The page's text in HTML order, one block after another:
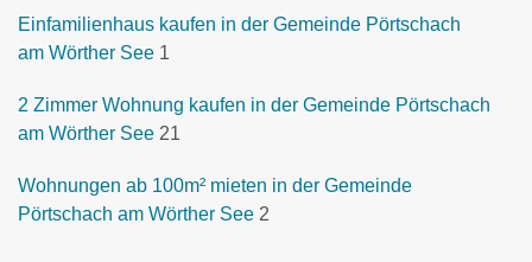
Einfamilienhaus kaufen in der Gemeinde Pörtschach
am Wörther See 1
2 Zimmer Wohnung kaufen in der Gemeinde Pörtschach
am Wörther See 21
Wohnungen ab 100m² mieten in der Gemeinde
Pörtschach am Wörther See 2